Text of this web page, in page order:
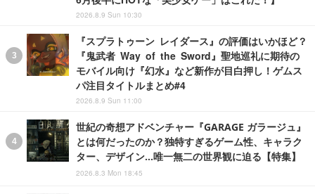
2026.8.9 Sun 10:30
『スプラトゥーン レイダース』の評価はいかほど？
『鬼武者 Way of the Sword』聖地巡礼に期待の
モバイル向け『幻水』など新作が目白押し！ゲムス
パ注目タイトルまとめ#4
2026.8.9 Sun 11:00
世紀の奇想アドベンチャー『GARAGE ガラージュ』
とは何だったのか？独特すぎるゲーム性、キャラク
ター、デザイン…唯一無二の世界観に迫る【特集】
2026.8.3 Mon 18:45